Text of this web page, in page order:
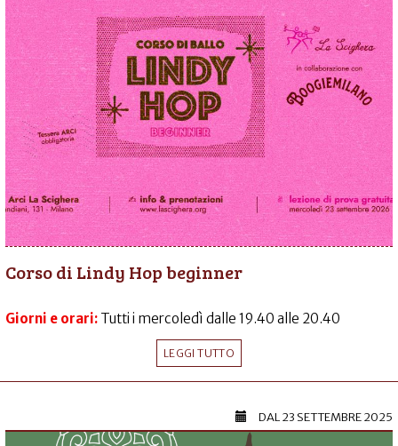
Corso di Lindy Hop beginner
Giorni e orari: Tutti i mercoledì dalle 19.40 alle 20.40
LEGGI TUTTO
DAL23 SETTEMBRE 2025